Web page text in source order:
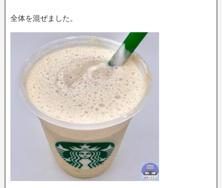
全体を混ぜました。